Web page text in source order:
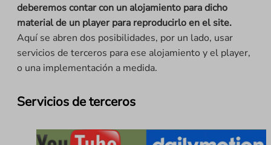
deberemos contar con un alojamiento para dicho
material de un player para reproducirlo en el site.
Aquí se abren dos posibilidades, por un lado, usar
servicios de terceros para ese alojamiento y el player,
o una implementación a medida.
Servicios de terceros